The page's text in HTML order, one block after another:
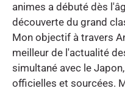
animes a débuté dès
découverte du grand
Mon objectif à travers
meilleur de l'actualité
simultané avec le
officielles et sourcées.